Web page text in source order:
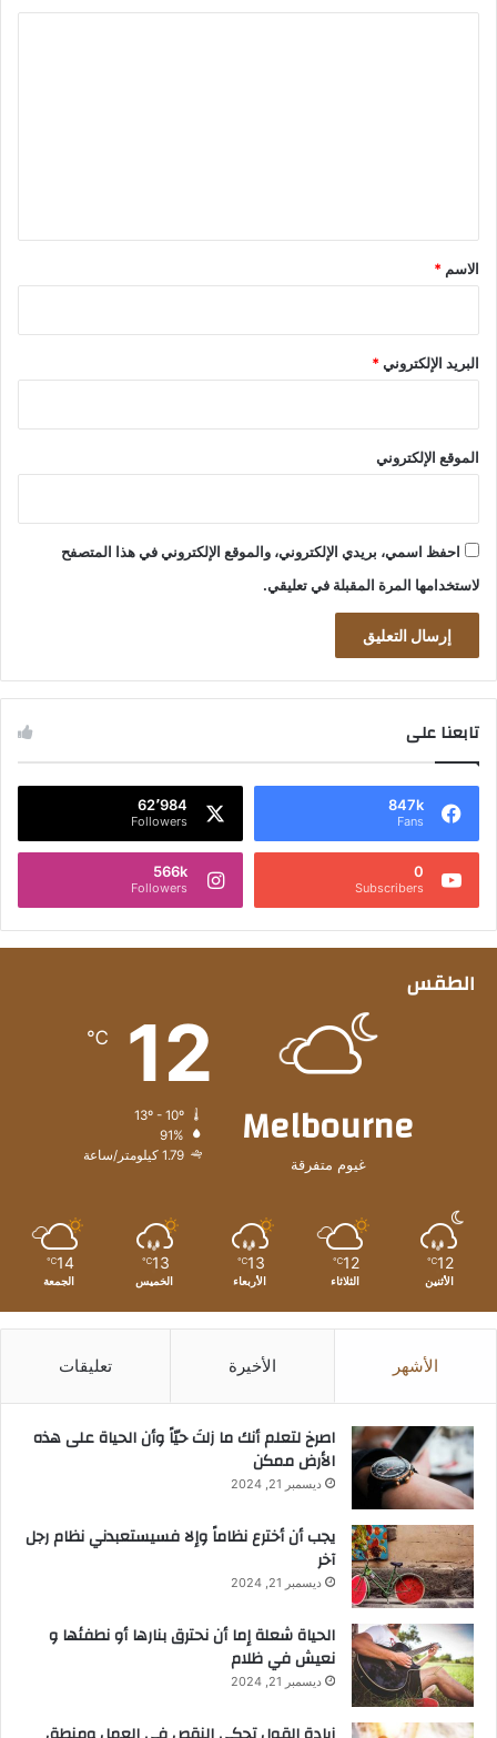
*
الاسم *
البريد الإلكتروني*
الموقع الإلكتروني
احفظ اسمي، بريدي الإلكتروني، والموقع الإلكتروني في هذا المتصفح
لاستخدامها المرة المقبلة في تعليقي.
تابعنا على
847k
Fans
62٬984
Followers
0
Subscribers
566k
Followers
الطقس
Melbourne
غيوم متفرقة
12
℃
91%
1.79 كيلومتر/ساعة
12
℃
الأثنين
12
℃
الثلاثاء
13
℃
الأربعاء
13
℃
الخميس
14
℃
الجمعة
الأشهر الأخيرة تعليقات
‫اصرخ لتعلم أنك ما زلتَ حيّاً وأن الحياة على هذه
الأرض ممكن
ديسمبر 21, 2024
يجب أن أخترع نظاماً وإلا فسيستعبدني نظام رجل
آخر
ديسمبر 21, 2024
الحياة شعلة إما أن نحترق بنارها أو نطفئها و
نعيش في ظلام
ديسمبر 21, 2024